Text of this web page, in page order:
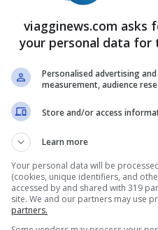
moglie, ma 38
alla
è proprio il caso di
viagginews.com asks
your personal data for
Personalised advertising
measurement, audience
Store and/or access
Learn more
Your personal data will be
(cookies, unique identifiers, and
accessed by and shared with 319
site. We and our partners may use
partners.